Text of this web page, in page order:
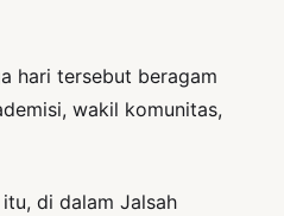
hari tersebut beragam
wakil komunitas,
di dalam Jalsah